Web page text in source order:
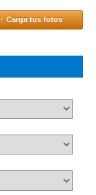
↑ Carga tus fotos